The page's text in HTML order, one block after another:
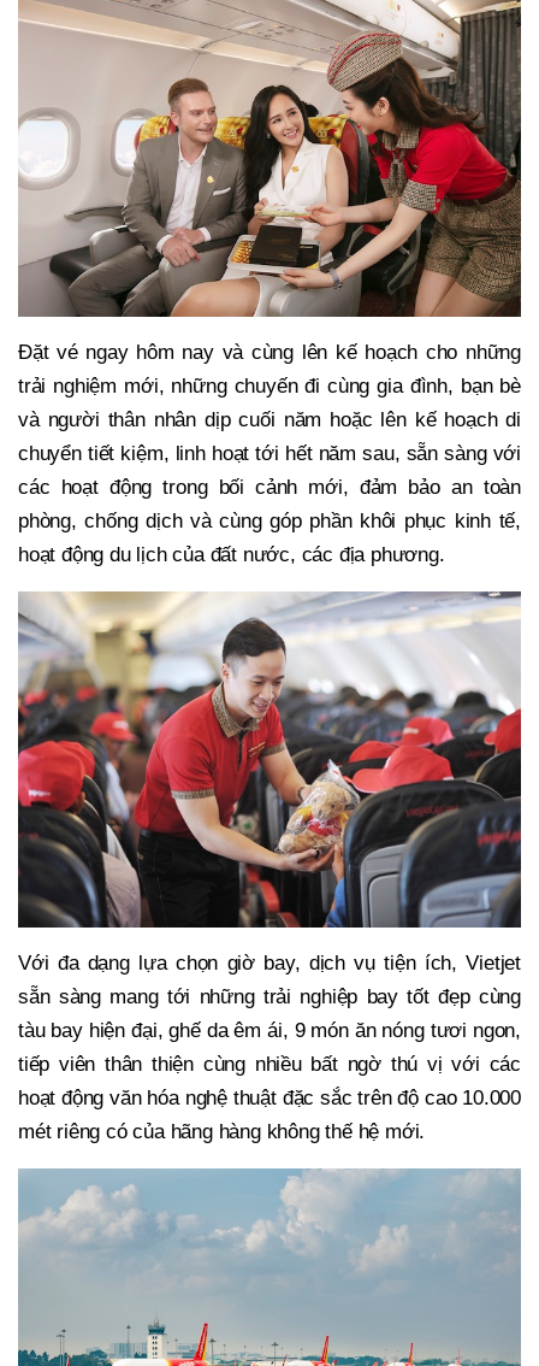
Đặt vé ngay hôm nay và cùng lên kế hoạch cho những
trải nghiệm mới, những chuyến đi cùng gia đình, bạn bè
và người thân nhân dịp cuối năm hoặc lên kế hoạch di
chuyển tiết kiệm, linh hoạt tới hết năm sau, sẵn sàng với
các hoạt động trong bối cảnh mới, đảm bảo an toàn
phòng, chống dịch và cùng góp phần khôi phục kinh tế,
hoạt động du lịch của đất nước, các địa phương.
Với đa dạng lựa chọn giờ bay, dịch vụ tiện ích, Vietjet
sẵn sàng mang tới những trải nghiệp bay tốt đẹp cùng
tàu bay hiện đại, ghế da êm ái, 9 món ăn nóng tươi ngon,
tiếp viên thân thiện cùng nhiều bất ngờ thú vị với các
hoạt động văn hóa nghệ thuật đặc sắc trên độ cao 10.000
mét riêng có của hãng hàng không thế hệ mới.